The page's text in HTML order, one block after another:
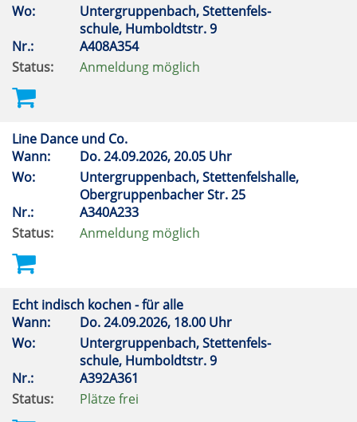
Wo:
Untergruppenbach, Stettenfels-
schule, Humboldtstr. 9
Nr.:
A408A354
Status:
Anmeldung möglich
Line Dance und Co.
Wann:
Do.24.09.2026, 20.05 Uhr
Wo:
Untergruppenbach, Stettenfelshalle,
Obergruppenbacher Str. 25
Nr.:
A340A233
Status:
Anmeldung möglich
Echt indisch kochen - für alle
Wann:
Do.24.09.2026, 18.00 Uhr
Wo:
Untergruppenbach, Stettenfels-
schule, Humboldtstr. 9
Nr.:
A392A361
Status:
Plätze frei